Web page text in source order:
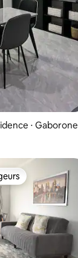
⋅ Gaborone